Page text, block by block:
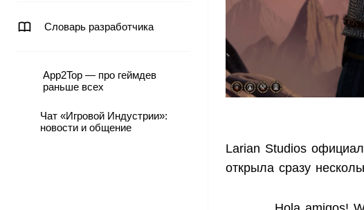
Словарь разработчика
App2Top — про геймдев
раньше всех
Чат «Игровой Индустрии»:
новости и общение
Larian Studios
открыла сразу